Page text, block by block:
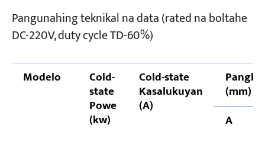
Pangunahing teknikal na data (rated na boltahe
DC-220V, duty cycle TD-60%)
Modelo Cold-
state
Powe
(kw)
Cold-state
Kasalukuyan
(A)
(mm)
A